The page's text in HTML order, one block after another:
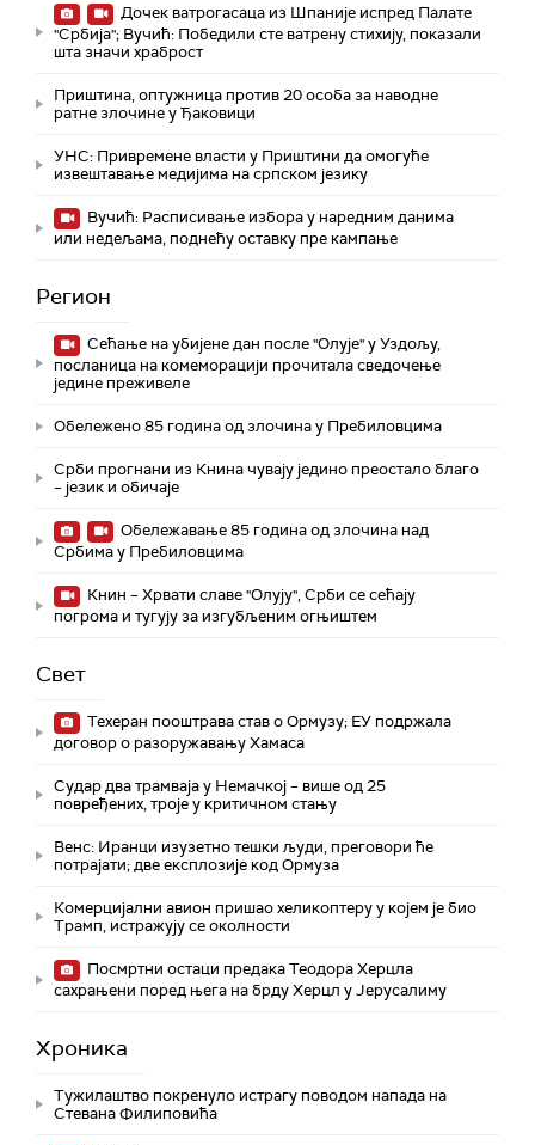
Дочек ватрогасаца из Шпаније испред Палате
"Србија"; Вучић: Победили сте ватрену стихију, показали
шта значи храброст
Приштина, оптужница против 20 особа за наводне
ратне злочине у Ђаковици
УНС: Привремене власти у Приштини да омогуће
извештавање медијима на српском језику
Вучић: Расписивање избора у наредним данима
или недељама, поднећу оставку пре кампање
Регион
Сећање на убијене дан после "Олује" у Уздољу,
посланица на комеморацији прочитала сведочење
једине преживеле
Обележено 85 година од злочина у Пребиловцима
Срби прогнани из Книна чувају једино преостало благо
– језик и обичаје
Обележавање 85 година од злочина над
Србима у Пребиловцима
Книн – Хрвати славе "Олују", Срби се сећају
погрома и тугују за изгубљеним огњиштем
Свет
Техеран пооштрава став о Ормузу; ЕУ подржала
договор о разоружавању Хамаса
Судар два трамваја у Немачкој – више од 25
повређених, троје у критичном стању
Венс: Иранци изузетно тешки људи, преговори ће
потрајати; две експлозије код Ормуза
Комерцијални авион пришао хеликоптеру у којем је био
Трамп, истражују се околности
Посмртни остаци предака Теодора Херцла
сахрањени поред њега на брду Херцл у Јерусалиму
Хроника
Тужилаштво покренуло истрагу поводом напада на
Стевана Филиповића